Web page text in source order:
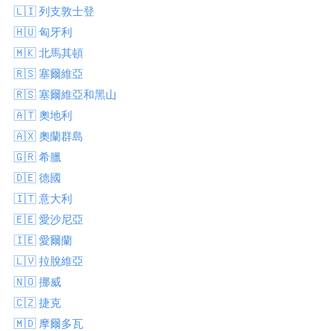
🇱🇮 列支敦士登
🇭🇺 匈牙利
🇲🇰 北馬其頓
🇷🇸 塞爾維亞
🇷🇸 塞爾維亞和黑山
🇦🇹 奧地利
🇦🇽 奧蘭群島
🇬🇷 希臘
🇩🇪 德國
🇮🇹 意大利
🇪🇪 愛沙尼亞
🇮🇪 愛爾蘭
🇱🇻 拉脫維亞
🇳🇴 挪威
🇨🇿 捷克
🇲🇩 摩爾多瓦